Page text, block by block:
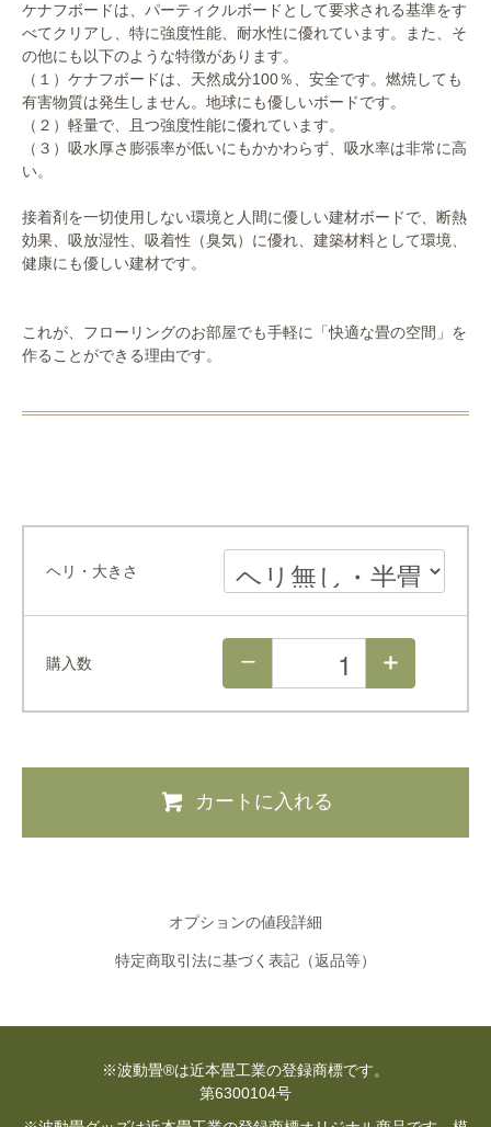
ケナフボードは、パーティクルボードとして要求される基準をす
べてクリアし、特に強度性能、耐水性に優れています。また、そ
の他にも以下のような特徴があります。
（１）ケナフボードは、天然成分100％、安全です。燃焼しても
有害物質は発生しません。地球にも優しいボードです。
（２）軽量で、且つ強度性能に優れています。
（３）吸水厚さ膨張率が低いにもかかわらず、吸水率は非常に高
い。
接着剤を一切使用しない環境と人間に優しい建材ボードで、断熱
効果、吸放湿性、吸着性（臭気）に優れ、建築材料として環境、
健康にも優しい建材です。
これが、フローリングのお部屋でも手軽に「快適な畳の空間」を
作ることができる理由です。
ヘリ・大きさ
購入数
カートに入れる
オプションの値段詳細
特定商取引法に基づく表記（返品等）
※波動畳®は近本畳工業の登録商標です。
第6300104号